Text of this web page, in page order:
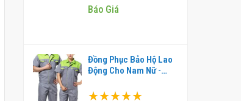
100%
Báo Giá
Đồng Phục Bảo Hộ Lao
Động Cho Nam Nữ -
Xếp hạng: